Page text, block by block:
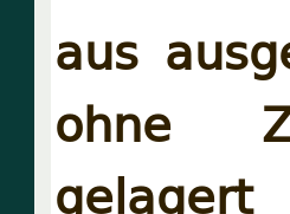
aus
ohne
gelagert